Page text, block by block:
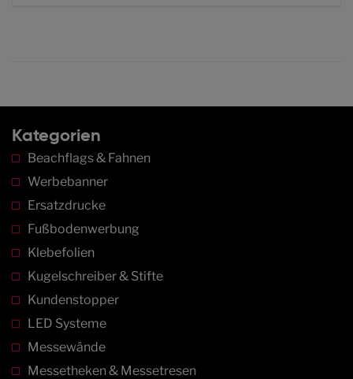
Kategorien
Beachflags & Fahnen
Werbebanner
Ersatzdrucke
Fußbodenwerbung
Klebefolien
Kugelschreiber & Stifte
Kundenstopper
LED Systeme
Messewände
Messetheken & Messetresen